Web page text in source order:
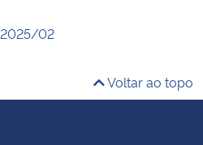
02
Voltar ao topo